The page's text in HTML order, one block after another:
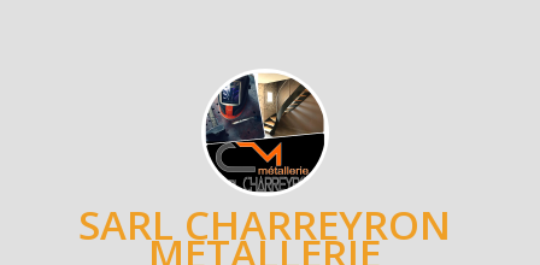
SARL CHARREYRON
METALLERIE